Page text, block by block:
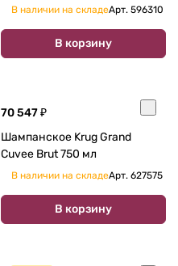
В наличии на складеАрт. 596310
В корзину
70 547 ₽
Шампанское Krug Grand
Cuvee Brut 750 мл
В наличии на складеАрт. 627575
В корзину